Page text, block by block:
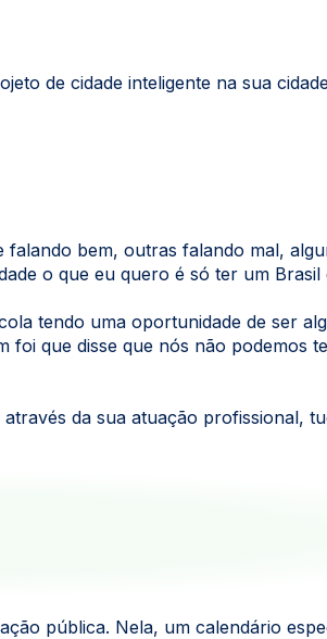
de cidade inteligente na sua
bem, outras falando mal,
o que eu quero é só ter um
tendo uma oportunidade de ser
que disse que nós não podemos
da sua atuação profissional,
pública. Nela, um calendário